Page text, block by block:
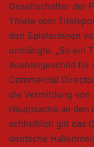
Gesellschafter der
Thiele vom
den Spielerinnen
umhängte. „So ein
Aushängeschild für
Commercial
die Vermittlung von
Hauptsache an den
schließlich gilt das
deutsche